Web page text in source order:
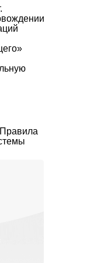
может
на завтрак.
лидер
коуч и
мы превратили
элемент
Как этот